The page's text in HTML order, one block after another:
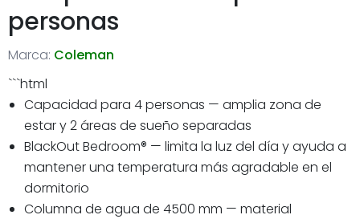
personas
Marca: Coleman
```html
Capacidad para 4 personas — amplia zona de
estar y 2 áreas de sueño separadas
BlackOut Bedroom® — limita la luz del día y ayuda a
mantener una temperatura más agradable en el
dormitorio
Columna de agua de 4500 mm — material